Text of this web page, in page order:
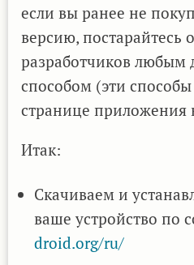
если вы ранее не
версию, постарайтесь
разработчиков любым
способом (эти
странице приложения
Итак:
Скачиваем и
ваше устройство по
droid.org/ru/